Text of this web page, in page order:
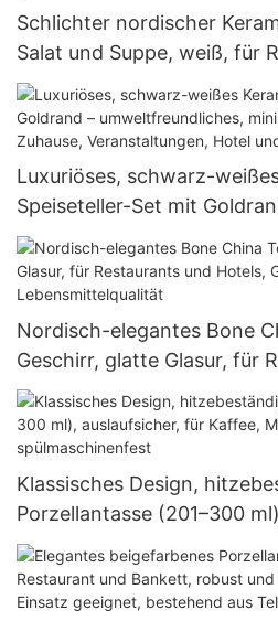
Schlichter nordischer
Salat und Suppe, weiß, für
robust und
Luxuriöses, schwarz-
Speiseteller-Set mit
umweltfreundliches,
Zuhause, Veranstaltungen,
Nordisch-elegantes Bone
Geschirr, glatte Glasur, für
Hotels, Großhandel,
Klassisches Design,
Porzellantasse (201–300
Kaffee, Milch, Tee,
spülmaschinenfest